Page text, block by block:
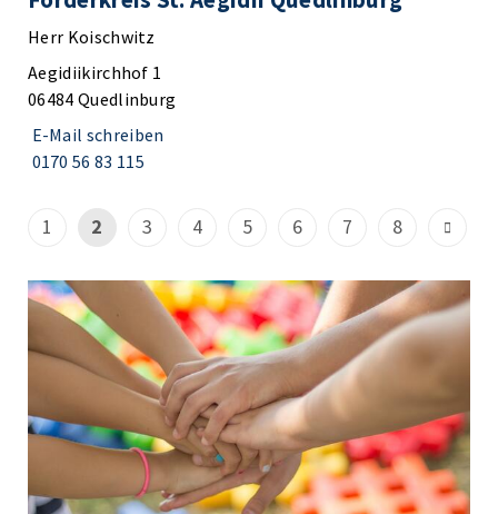
Herr Koischwitz
Aegidiikirchhof 1
06484 Quedlinburg
E-Mail schreiben
0170 56 83 115
1 2 3 4 5 6 7 8